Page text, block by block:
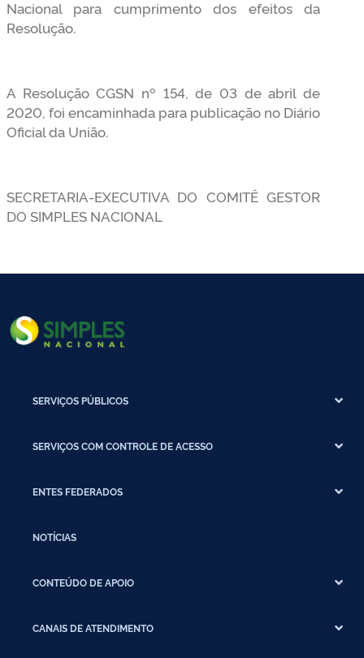
Nacional para cumprimento dos efeitos da
Resolução.
A Resolução CGSN nº 154, de 03 de abril de
2020, foi encaminhada para publicação no Diário
Oficial da União.
SECRETARIA-EXECUTIVA DO COMITÊ GESTOR
DO SIMPLES NACIONAL
SERVIÇOS PÚBLICOS
SERVIÇOS COM CONTROLE DE ACESSO
ENTES FEDERADOS
NOTÍCIAS
CONTEÚDO DE APOIO
CANAIS DE ATENDIMENTO